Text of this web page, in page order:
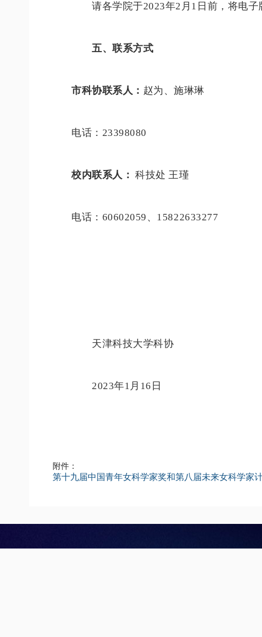
请各学院于2023年2月1日前，将电子
五、联系方式
市科协联系人： 赵为、施琳琳
电话：23398080
校内联系人： 科技处 王瑾
电话：60602059、15822633277
天津科技大学科协
2023年1月16日
附件：
第十九届中国青年女科学家奖和第八届未来女科学家